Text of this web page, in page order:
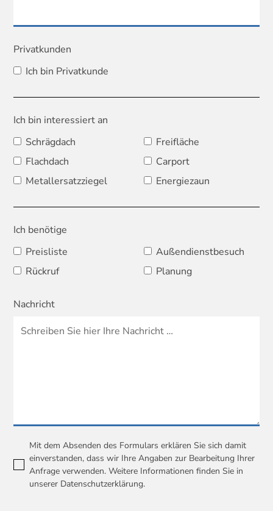
Privatkunden
Ich bin Privatkunde
Ich bin interessiert an
Schrägdach
Freifläche
Flachdach
Carport
Metallersatzziegel
Energiezaun
Ich benötige
Preisliste
Außendienstbesuch
Rückruf
Planung
Nachricht
Mit dem Absenden des Formulars erklären Sie sich damit
einverstanden, dass wir Ihre Angaben zur Bearbeitung Ihrer
Anfrage verwenden. Weitere Informationen finden Sie in
unserer Datenschutzerklärung.